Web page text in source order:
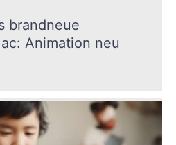
brandneue
Animation neu